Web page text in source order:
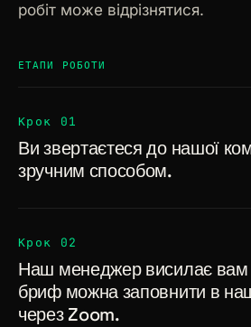
робіт може відрізнятися.
ЕТАПИ РОБОТИ
Крок 01
Ви звертаєтеся до нашої
зручним способом.
Крок 02
Наш менеджер висилає
бриф можна заповнити в
через Zoom.